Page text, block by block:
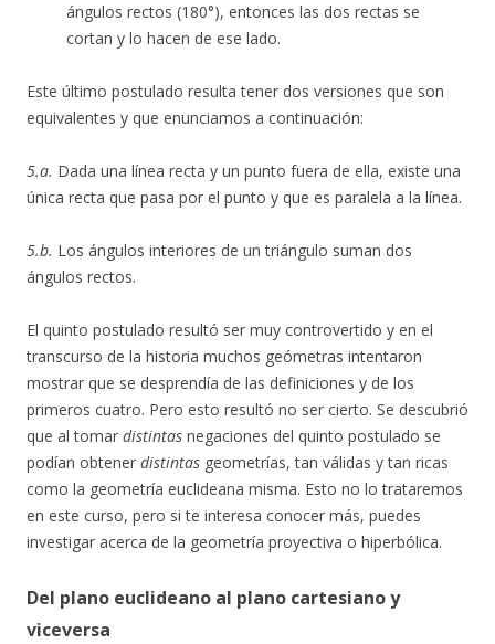
ángulos rectos (180°), entonces las dos rectas se
cortan y lo hacen de ese lado.
Este último postulado resulta tener dos versiones que son
equivalentes y que enunciamos a continuación:
5.a. Dada una línea recta y un punto fuera de ella, existe una
única recta que pasa por el punto y que es paralela a la línea.
5.b. Los ángulos interiores de un triángulo suman dos
ángulos rectos.
El quinto postulado resultó ser muy controvertido y en el
transcurso de la historia muchos geómetras intentaron
mostrar que se desprendía de las definiciones y de los
primeros cuatro. Pero esto resultó no ser cierto. Se descubrió
que al tomar distintas negaciones del quinto postulado se
podían obtener distintas geometrías, tan válidas y tan ricas
como la geometría euclideana misma. Esto no lo trataremos
en este curso, pero si te interesa conocer más, puedes
investigar acerca de la geometría proyectiva o hiperbólica.
Del plano euclideano al plano cartesiano y
viceversa